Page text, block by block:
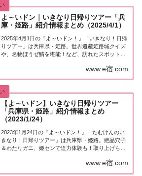
よ～いドン｜いきなり日帰りツアー「兵
庫・姫路」紹介情報まとめ（2025/4/1）
2025年4月1日の『よ～いドン！』「いきなり！日帰
りツアー」は兵庫県・姫路。世界遺産姫路城クイズ
や、名物ぼうぜ鯖を堪能！など、訪れたスポットや
た！「兵庫・姫路」日帰りツアー麒麟・田村さんが
街行く人にいきなり声をかけ、そのまま日帰りツ
ア...
www.e宿.com
【よ～いドン】いきなり日帰りツアー
「兵庫県・姫路」紹介情報まとめ
（2023/1/24）
2023年1月24日の『よ～いドン！』「たむけんのい
きなり！日帰りツアー」は兵庫県・姫路。絶品穴子
＆わたりガニ、姫センで迫力体験も！取り上げられ
行く人にいきなり声をかけ、そのまま日帰りツアー
にご招待する『たむけんの日帰りツアー』のコー...
www.e宿.com